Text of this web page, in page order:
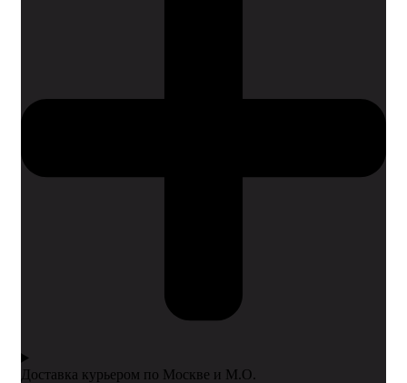
Доставка курьером по Москве и М.О.